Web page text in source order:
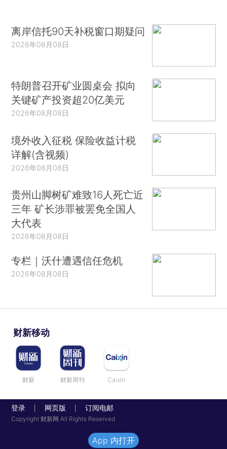
离岸信托90天补税窗口期疑问
2026年08月08日
特朗普召开矿业圆桌会 拟向
关键矿产投资超20亿美元
2026年08月08日
境外收入征税 保险收益计税
详解(含视频)
2026年08月08日
贵州山脚树矿难致16人死亡近
三年 矿长涉罪被罢免全国人
大代表
2026年08月08日
专栏｜沃什遭遇信任危机
2026年08月08日
财新移动
财新 财新周刊 Caixin
登录 网页版 订阅电邮
Copyright 财新网 All Rights Reserved
App 内打开